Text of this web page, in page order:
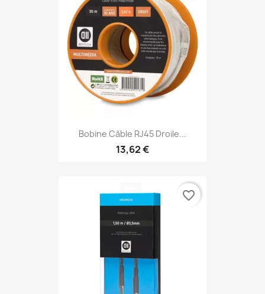
Bobine Câble RJ45 Droile...
13,62 €
favorite_border